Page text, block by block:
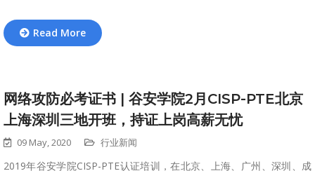
Read More
网络攻防必考证书 | 谷安学院2月CISP-PTE北京
上海深圳三地开班，持证上岗高薪无忧
09 May, 2020 行业新闻
2019年谷安学院CISP-PTE认证培训，在北京、上海、广州、深圳、成